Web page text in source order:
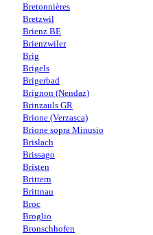
Bretonnières
Bretzwil
Brienz BE
Brienzwiler
Brig
Brigels
Brigerbad
Brignon (Nendaz)
Brinzauls GR
Brione (Verzasca)
Brione sopra Minusio
Brislach
Brissago
Bristen
Brittern
Brittnau
Broc
Broglio
Bronschhofen